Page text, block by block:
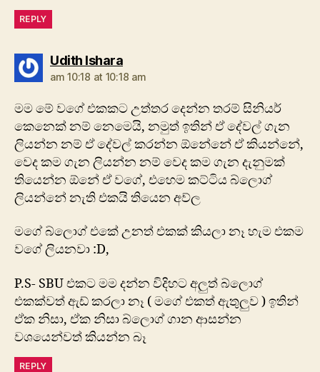
REPLY
Udith Isharasays:
am 10:18 at 10:18 am
මම මේ වගේ එකකට උත්තර දෙන්න තරම් සිනියර්
කෙනෙක් නම් නෙමෙයි, නමුත් ඉතින් ඒ දේවල් ගැන
ලියන්න නම් ඒ දේවල් කරන්න ඕනේනේ ඒ කියන්නේ,
වෙද කම ගැන ලියන්න නම් වෙද කම ගැන දැනුමක්
තියෙන්න ඕනේ ඒ වගේ, එහෙම කට්ටිය බ්ලොග්
ලියන්නේ නැති එකයි තියෙන අව්ල
මගේ බ්ලොග් එකේ උනත් එකක් කියලා නෑ හැම එකම
වගේ ලියනවා :D,
P.S- SBU එකට මම දන්න විදිහට අලුත් බ්ලොග්
එකක්වත් ඇඩ් කරලා නෑ ( මගේ එකත් ඇතුලුව ) ඉතින්
ඒක නිසා, ඒක නිසා බ්ලොග් ගාන ආසන්න
වශයෙන්වත් කියන්න බෑ
REPLY